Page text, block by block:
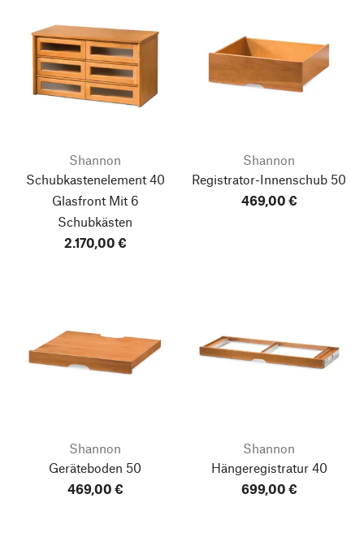
Shannon
Schubkastenelement 40
GlasfrontMit 6
Schubkästen
2.170,00 €
Shannon
Registrator-Innenschub 50
469,00 €
Shannon
Geräteboden 50
469,00 €
Shannon
Hängeregistratur 40
699,00 €